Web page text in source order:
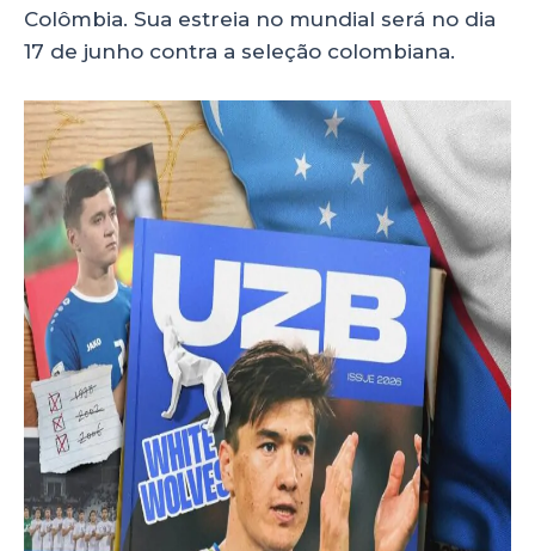
Colômbia. Sua estreia no mundial será no dia
17 de junho contra a seleção colombiana.